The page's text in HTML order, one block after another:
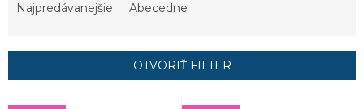
p
Najpredávanejšie Abecedne
OTVORIŤ FILTER
V